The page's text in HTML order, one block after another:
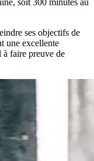
ses objectifs de
une excellente
à faire preuve de